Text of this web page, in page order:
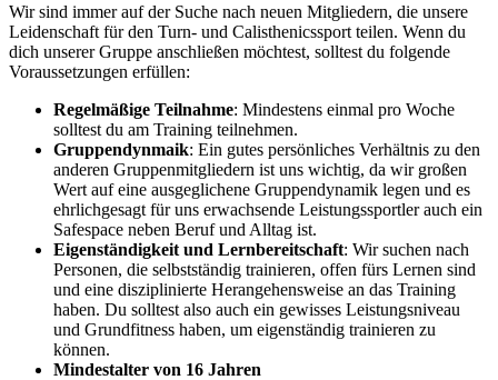
Wir sind immer auf der Suche nach neuen Mitgliedern, die unsere
Leidenschaft für den Turn- und Calisthenicssport teilen. Wenn du
dich unserer Gruppe anschließen möchtest, solltest du folgende
Voraussetzungen erfüllen:
Regelmäßige Teilnahme: Mindestens einmal pro Woche
solltest du am Training teilnehmen.
Gruppendynmaik: Ein gutes persönliches Verhältnis zu den
anderen Gruppenmitgliedern ist uns wichtig, da wir großen
Wert auf eine ausgeglichene Gruppendynamik legen und es
ehrlichgesagt für uns erwachsende Leistungssportler auch ein
Safespace neben Beruf und Alltag ist.
Eigenständigkeit und Lernbereitschaft: Wir suchen nach
Personen, die selbstständig trainieren, offen fürs Lernen sind
und eine disziplinierte Herangehensweise an das Training
haben. Du solltest also auch ein gewisses Leistungsniveau
und Grundfitness haben, um eigenständig trainieren zu
können.
Mindestalter von 16 Jahren